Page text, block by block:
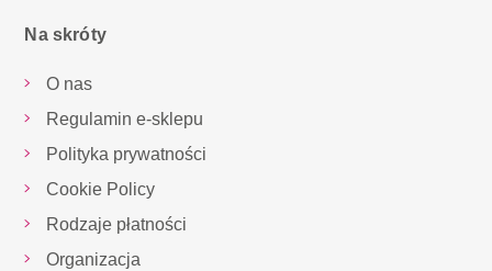
Na skróty
O nas
Regulamin e-sklepu
Polityka prywatności
Cookie Policy
Rodzaje płatności
Organizacja